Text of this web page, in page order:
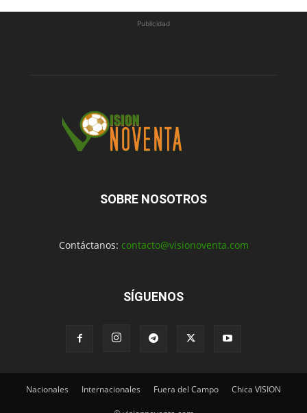
Publicidad
SOBRE NOSOTROS
Contáctanos: contacto@visionoventa.com
SÍGUENOS
Nacionales Internacionales Fuera del Campo Chica VISION